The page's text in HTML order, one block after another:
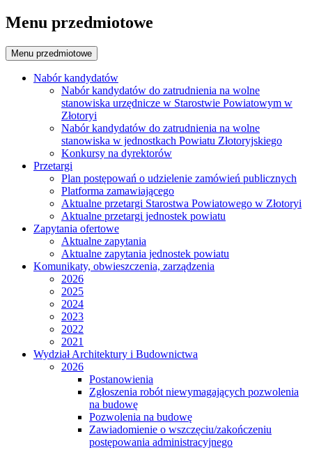
Menu przedmiotowe
Menu przedmiotowe
Nabór kandydatów
Nabór kandydatów do zatrudnienia na wolne
stanowiska urzędnicze w Starostwie Powiatowym w
Złotoryi
Nabór kandydatów do zatrudnienia na wolne
stanowiska w jednostkach Powiatu Złotoryjskiego
Konkursy na dyrektorów
Przetargi
Plan postępowań o udzielenie zamówień publicznych
Platforma zamawiającego
Aktualne przetargi Starostwa Powiatowego w Złotoryi
Aktualne przetargi jednostek powiatu
Zapytania ofertowe
Aktualne zapytania
Aktualne zapytania jednostek powiatu
Komunikaty, obwieszczenia, zarządzenia
2026
2025
2024
2023
2022
2021
Wydział Architektury i Budownictwa
2026
Postanowienia
Zgłoszenia robót niewymagających pozwolenia
na budowę
Pozwolenia na budowę
Zawiadomienie o wszczęciu/zakończeniu
postępowania administracyjnego